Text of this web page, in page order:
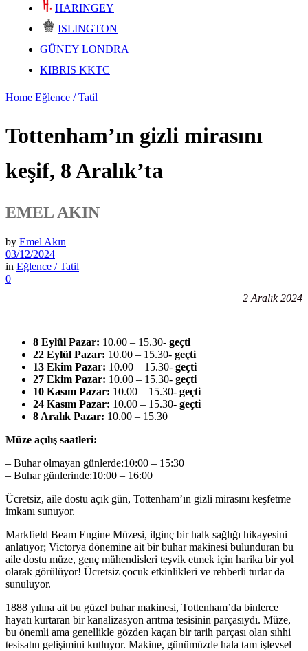
HARINGEY
ISLINGTON
GÜNEY LONDRA
KIBRIS KKTC
Home Eğlence / Tatil
Tottenham’ın gizli mirasını
keşif, 8 Aralık’ta
EMEL AKIN
by Emel Akın
03/12/2024
in Eğlence / Tatil
0
2 Aralık 2024
8 Eylül Pazar: 10.00 – 15.30- geçti
22 Eylül Pazar: 10.00 – 15.30- geçti
13 Ekim Pazar: 10.00 – 15.30- geçti
27 Ekim Pazar: 10.00 – 15.30- geçti
10 Kasım Pazar: 10.00 – 15.30- geçti
24 Kasım Pazar: 10.00 – 15.30- geçti
8 Aralık Pazar: 10.00 – 15.30
Müze açılış saatleri:
– Buhar olmayan günlerde:10:00 – 15:30
– Buhar günlerinde:10:00 – 16:00
Ücretsiz, aile dostu açık gün, Tottenham’ın gizli mirasını keşfetme
imkanı sunuyor.
Markfield Beam Engine Müzesi, ilginç bir halk sağlığı hikayesini
anlatıyor; Victorya dönemine ait bir buhar makinesi bulunduran bu
aile dostu müze, genç mühendisleri teşvik etmek için harika bir yol
olarak görülüyor! Ücretsiz çocuk etkinlikleri ve rehberli turlar da
sunuluyor.
1888 yılına ait bu güzel buhar makinesi, Tottenham’da binlerce
hayatı kurtaran bir kanalizasyon arıtma tesisinin parçasıydı. Müze,
bu önemli ama genellikle gözden kaçan bir tarih parçası olan sıhhi
tesisatın gelişimini kutluyor. Makine, günümüzde hala tam işlevsel